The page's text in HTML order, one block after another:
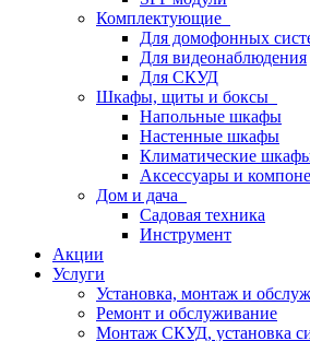
Комплектующие
Для домофонных
Для видеонаблюдения
Для СКУД
Шкафы, щиты и боксы
Напольные шкафы
Настенные шкафы
Климатические
Аксессуары и
Дом и дача
Садовая техника
Инструмент
Акции
Услуги
Установка, монтаж и
Ремонт и обслуживание
Монтаж СКУД, установка